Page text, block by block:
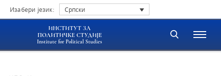
Изабери језик: Српски
ИНСТИТУТ ЗА
ПОЛИТИЧКЕ СТУДИЈЕ
Institute for Political Studies